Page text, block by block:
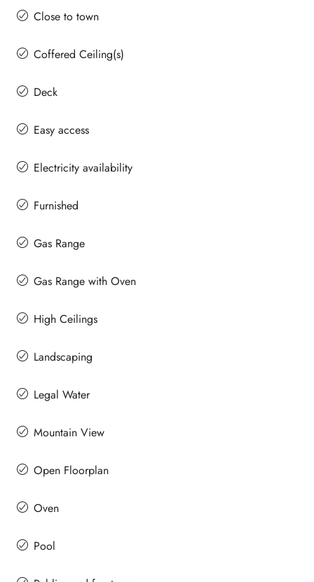
Close to town
Coffered Ceiling(s)
Deck
Easy access
Electricity availability
Furnished
Gas Range
Gas Range with Oven
High Ceilings
Landscaping
Legal Water
Mountain View
Open Floorplan
Oven
Pool